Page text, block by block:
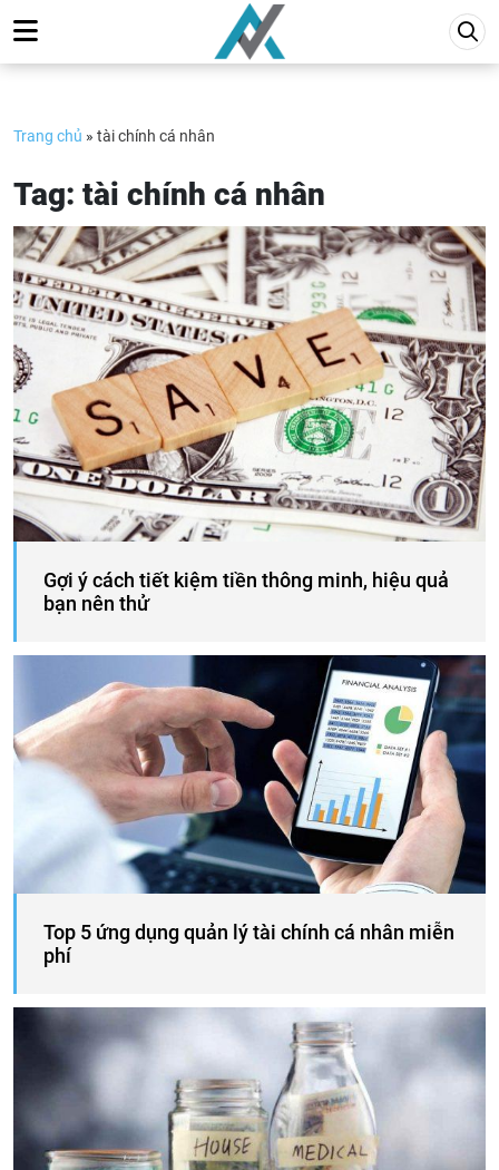
to
content
Trang chủ » tài chính cá nhân
Tag: tài chính cá nhân
Gợi ý cách tiết kiệm tiền thông minh, hiệu quả
bạn nên thử
Top 5 ứng dụng quản lý tài chính cá nhân miễn
phí